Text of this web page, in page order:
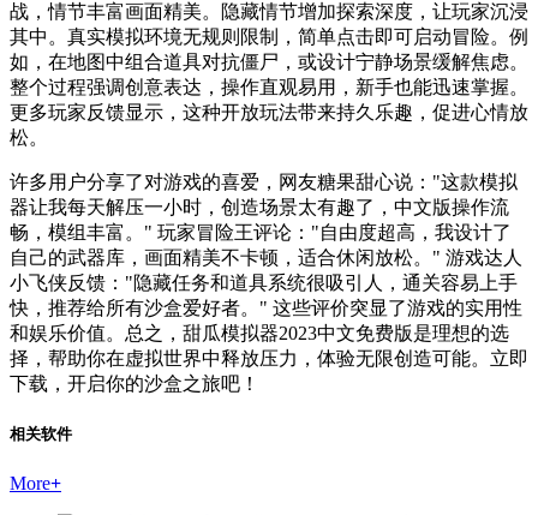
战，情节丰富画面精美。隐藏情节增加探索深度，让玩家沉浸
其中。真实模拟环境无规则限制，简单点击即可启动冒险。例
如，在地图中组合道具对抗僵尸，或设计宁静场景缓解焦虑。
整个过程强调创意表达，操作直观易用，新手也能迅速掌握。
更多玩家反馈显示，这种开放玩法带来持久乐趣，促进心情放
松。
许多用户分享了对游戏的喜爱，网友糖果甜心说："这款模拟
器让我每天解压一小时，创造场景太有趣了，中文版操作流
畅，模组丰富。" 玩家冒险王评论："自由度超高，我设计了
自己的武器库，画面精美不卡顿，适合休闲放松。" 游戏达人
小飞侠反馈："隐藏任务和道具系统很吸引人，通关容易上手
快，推荐给所有沙盒爱好者。" 这些评价突显了游戏的实用性
和娱乐价值。总之，甜瓜模拟器2023中文免费版是理想的选
择，帮助你在虚拟世界中释放压力，体验无限创造可能。立即
下载，开启你的沙盒之旅吧！
相关软件
More+